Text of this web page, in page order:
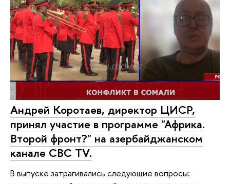
Андрей Коротаев, директор ЦИСР,
принял участие в программе "Африка.
Второй фронт?" на азербайджанском
канале CBC TV.
В выпуске затрагивались следующие вопросы: